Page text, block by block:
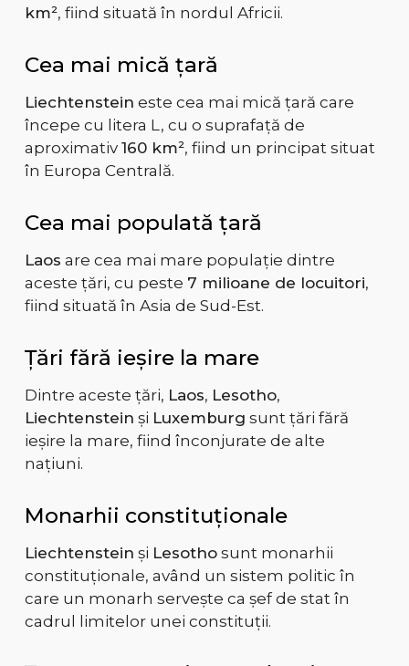
km², fiind situată în nordul Africii.
Cea mai mică țară
Liechtenstein este cea mai mică țară care
începe cu litera L, cu o suprafață de
aproximativ 160 km², fiind un principat situat
în Europa Centrală.
Cea mai populată țară
Laos are cea mai mare populație dintre
aceste țări, cu peste 7 milioane de locuitori,
fiind situată în Asia de Sud-Est.
Țări fără ieșire la mare
Dintre aceste țări, Laos, Lesotho,
Liechtenstein și Luxemburg sunt țări fără
ieșire la mare, fiind înconjurate de alte
națiuni.
Monarhii constituționale
Liechtenstein și Lesothosunt monarhii
constituționale, având un sistem politic în
care un monarh servește ca șef de stat în
cadrul limitelor unei constituții.